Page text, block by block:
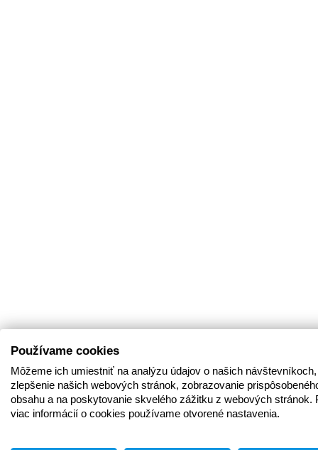
Používame cookies
Môžeme ich umiestniť na analýzu údajov o našich
zlepšenie našich webových stránok, zobrazovanie
obsahu a na poskytovanie skvelého zážitku z webových stránok.
viac informácií o cookies používame otvorené nastavenia.